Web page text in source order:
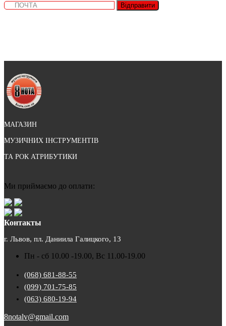
Відправити
МАГАЗИН
МУЗИЧНИХ ІНСТРУМЕНТІВ
ТА РОК АТРИБУТИКИ
Ми приймаємо до оплати:
Контакты
г. Львов, пл. Даниила Галицкого, 13
Пн - сб 10.00 -19.00, Вс 11.00-19.00
(068) 681-88-55
(099) 701-75-85
(063) 680-19-94
8notalv@gmail.com